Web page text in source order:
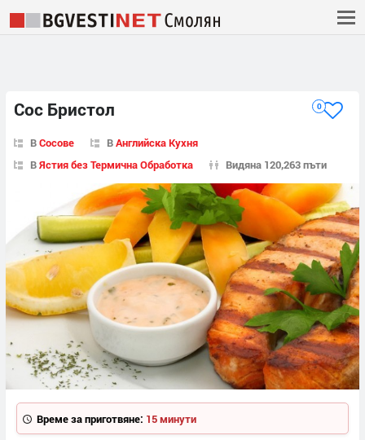
Сос Бристол 0
ВСосове ВАнглийска Кухня
ВЯстия без Термична Обработка Видяна 120,263 пъти
Време за приготвяне: 15 минути